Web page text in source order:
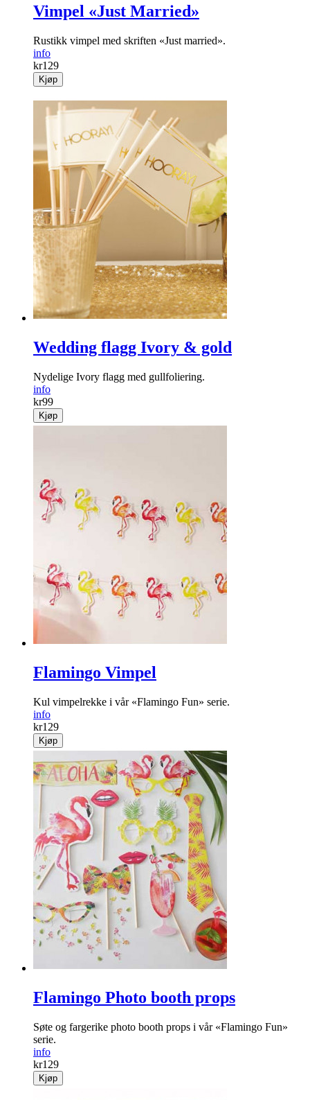
Vimpel «Just Married»
Rustikk vimpel med skriften «Just married».
info
kr129
Kjøp
Wedding flagg Ivory & gold
Nydelige Ivory flagg med gullfoliering.
info
kr99
Kjøp
Flamingo Vimpel
Kul vimpelrekke i vår «Flamingo Fun» serie.
info
kr129
Kjøp
Flamingo Photo booth props
Søte og fargerike photo booth props i vår «Flamingo Fun»
serie.
info
kr129
Kjøp